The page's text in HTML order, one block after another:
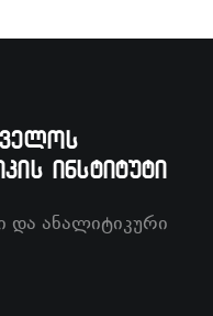
ინსტიტუტი
და ანალიტიკური